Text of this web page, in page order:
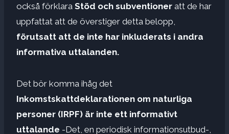
också förklara Stöd och subventioner att de har
uppfattat att de överstiger detta belopp,
förutsatt att de inte har inkluderats i andra
informativa uttalanden.
Det bör komma ihåg det
Inkomstskattdeklarationen om naturliga
personer (IRPF) är inte ett informativt
uttalande -Det, en periodisk informationsutbud-,